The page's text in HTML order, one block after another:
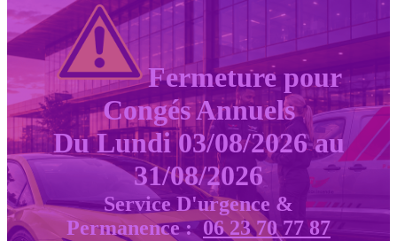
Fermeture pour
Congés Annuels
Du Lundi 03/08/2026 au
31/08/2026
Service D'urgence &
Permanence :06 23 70 77 87